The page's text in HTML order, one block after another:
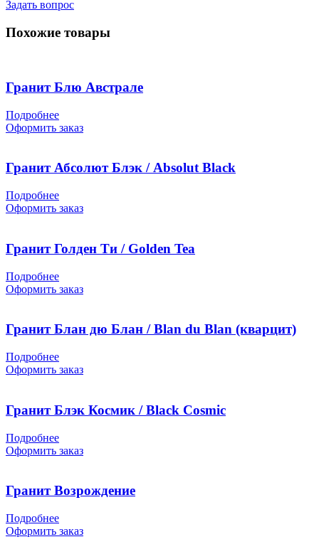
Задать вопрос
Похожие товары
Гранит Блю Австрале
Подробнее
Оформить заказ
Гранит Абсолют Блэк / Absolut Black
Подробнее
Оформить заказ
Гранит Голден Ти / Golden Tea
Подробнее
Оформить заказ
Гранит Блан дю Блан / Blan du Blan (кварцит)
Подробнее
Оформить заказ
Гранит Блэк Космик / Black Cosmic
Подробнее
Оформить заказ
Гранит Возрождение
Подробнее
Оформить заказ